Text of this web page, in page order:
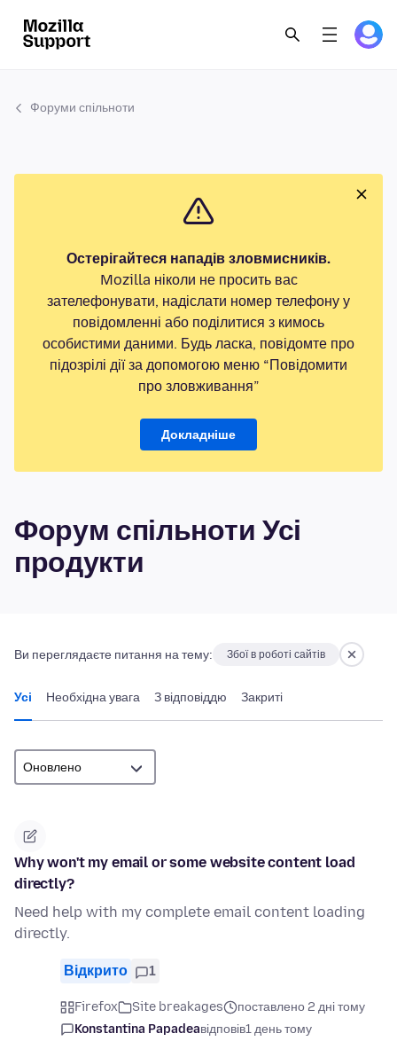
Форуми спільноти
Остерігайтеся нападів зловмисників.
Mozilla ніколи не просить вас
зателефонувати, надіслати номер телефону у
повідомленні або поділитися з кимось
особистими даними. Будь ласка, повідомте про
підозрілі дії за допомогою меню “Повідомити
про зловживання”
Докладніше
Форум спільноти Усі
продукти
Ви переглядаєте питання на тему: Збої в роботі сайтів
Усі Необхідна увага З відповіддю Закриті
Why won't my email or some website content load
directly?
Need help with my complete email content loading
directly.
Відкрито 1
Firefox Site breakages
поставлено 2 дні тому
Konstantina Papadeaвідповів1 день тому